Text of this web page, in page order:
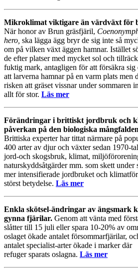
Mikroklimat viktigare än värdväxt för
När honor av Brun gräsfjäril,
hero, ska lägga ägg bryr de sig inte så
om på vilken växt äggen hamnar. Istället
de efter platser med mycket sol och
fuktig mark, antagligen för att försäkra sig
att larverna hamnar på en varm plats men
risken att gräset vissnar under sommaren
allt för stor. Läs mer
Förändringar i brittiskt jordbruk och
påverkan på den biologiska
Brittiska experter har tittat närmare på
400 arter av djur och växter sedan 1970-
jord-och skogsbruk, klimat,
naturskyddsåtgärder mm. som skett
mer intensifierade jordbruket och
störst betydelse. Läs mer
Enkla skötsel-ändringar av ängsmark
gynna fjärilar. Genom att vänta med
slåtter till 15 juli eller spara 10-20% av
oslaget ökade antalet försommarfjärilar,
antalet specialist-arter ökade i marker där
refuger sparats oslagna. Läs mer